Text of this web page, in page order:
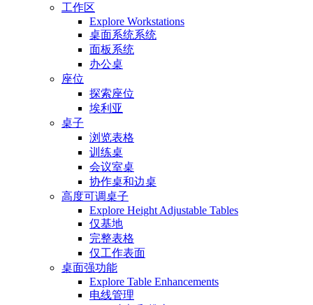
工作区
Explore Workstations
桌面系统系统
面板系统
办公桌
座位
探索座位
埃利亚
桌子
浏览表格
训练桌
会议室桌
协作桌和边桌
高度可调桌子
Explore Height Adjustable Tables
仅基地
完整表格
仅工作表面
桌面强功能
Explore Table Enhancements
电线管理